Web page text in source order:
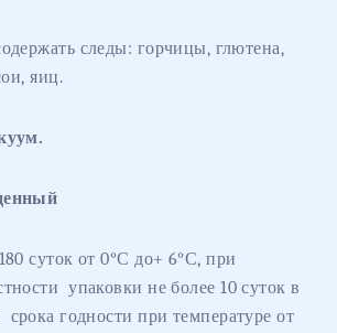
следы: горчицы, глютена,
яиц.
180 суток от 0°С до+ 6°С, при
упаковки не более 10 суток в
срока годности при температуре от